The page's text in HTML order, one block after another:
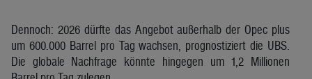
Dennoch: 2026 dürfte das Angebot außerhalb der Opec plus
um 600.000 Barrel pro Tag wachsen, prognostiziert die UBS.
Die globale Nachfrage könnte hingegen um 1,2 Millionen